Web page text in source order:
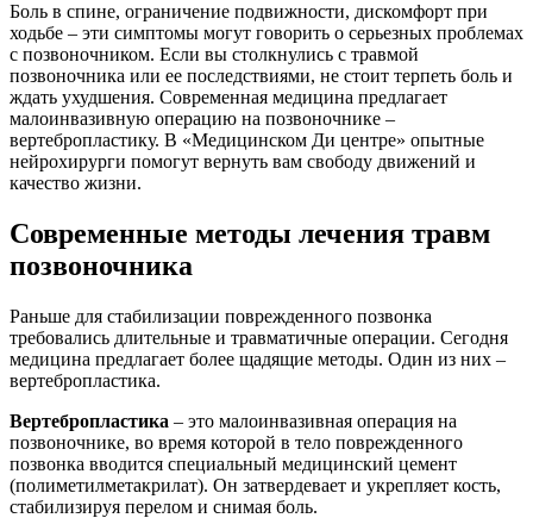
Боль в спине, ограничение подвижности, дискомфорт при
ходьбе – эти симптомы могут говорить о серьезных проблемах
с позвоночником. Если вы столкнулись с травмой
позвоночника или ее последствиями, не стоит терпеть боль и
ждать ухудшения. Современная медицина предлагает
малоинвазивную операцию на позвоночнике –
вертебропластику. В «Медицинском Ди центре» опытные
нейрохирурги помогут вернуть вам свободу движений и
качество жизни.
Современные методы лечения травм
позвоночника
Раньше для стабилизации поврежденного позвонка
требовались длительные и травматичные операции. Сегодня
медицина предлагает более щадящие методы. Один из них –
вертебропластика.
Вертебропластика – это малоинвазивная операция на
позвоночнике, во время которой в тело поврежденного
позвонка вводится специальный медицинский цемент
(полиметилметакрилат). Он затвердевает и укрепляет кость,
стабилизируя перелом и снимая боль.